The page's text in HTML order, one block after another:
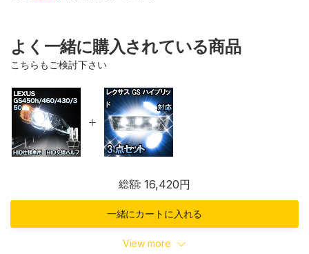
よく一緒に購入されている商品
こちらもご検討下さい
総額: 16,420円
一緒にカートに入れる
View more